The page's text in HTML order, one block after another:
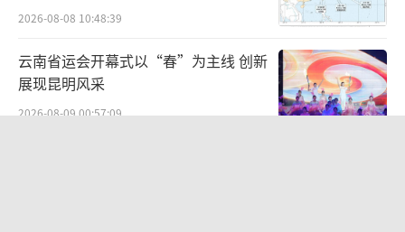
2026-08-08 10:48:39
云南省运会开幕式以“春”为主线 创新
展现昆明风采
2026-08-09 00:57:09